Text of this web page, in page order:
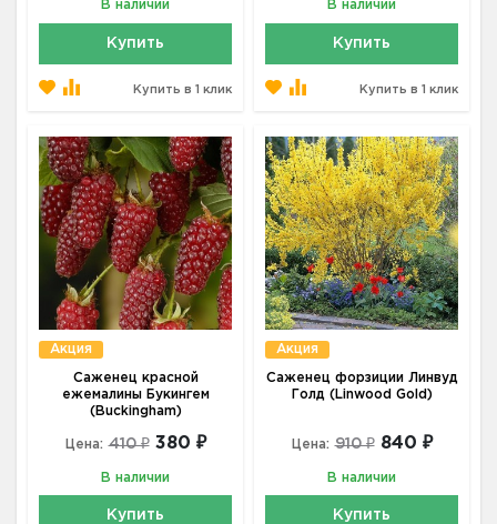
В наличии
Купить
Купить в 1 клик
В наличии
Купить
Купить в 1 клик
Акция
Саженец красной
ежемалины Букингем
(Buckingham)
Цена: 410 ₽ 380 ₽
В наличии
Купить
Акция
Саженец форзиции Линвуд
Голд (Linwood Gold)
Цена: 910 ₽ 840 ₽
В наличии
Купить